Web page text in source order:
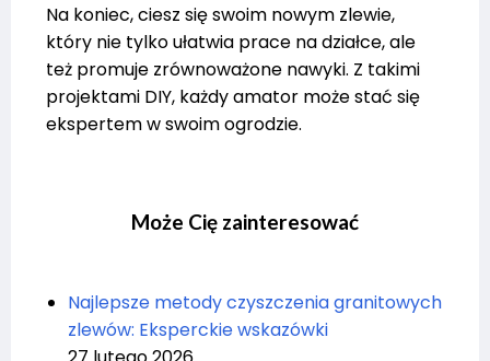
Na koniec, ciesz się swoim nowym zlewie,
który nie tylko ułatwia prace na działce, ale
też promuje zrównoważone nawyki. Z takimi
projektami DIY, każdy amator może stać się
ekspertem w swoim ogrodzie.
Może Cię zainteresować
Najlepsze metody czyszczenia granitowych
zlewów: Eksperckie wskazówki